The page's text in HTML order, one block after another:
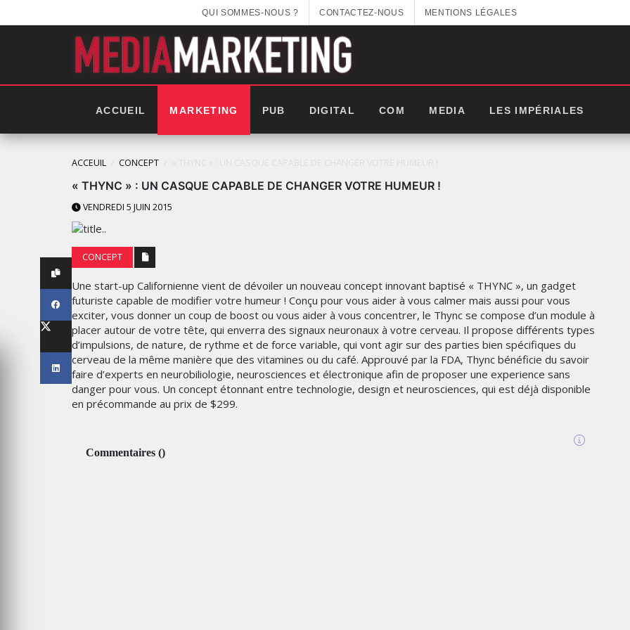
QUI SOMMES-NOUS ? CONTACTEZ-NOUS MENTIONS LÉGALES
ACCUEIL MARKETING PUB DIGITAL COM MEDIA LES IMPÉRIALES
ACCEUIL CONCEPT
« THYNC » : UN CASQUE CAPABLE DE CHANGER VOTRE HUMEUR !
VENDREDI 5 JUIN 2015
CONCEPT
Une start-up Californienne vient de dévoiler un nouveau concept innovant baptisé « THYNC », un gadget
futuriste capable de modifier votre humeur ! Conçu pour vous aider à vous calmer mais aussi pour vous
exciter, vous donner un coup de boost ou vous aider à vous concentrer, le Thync se compose d’un module à
placer autour de votre tête, qui enverra des signaux neuronaux à votre cerveau. Il propose différents types
d’impulsions, de nature, de rythme et de force variable, qui vont agir sur des parties bien spécifiques du
cerveau de la même manière que des vitamines ou du café. Approuvé par la FDA, Thync bénéficie du savoir
faire d’experts en neurobiliologie, neurosciences et électronique afin de proposer une experience sans
danger pour vous. Un concept étonnant entre technologie, design et neurosciences, qui est déjà disponible
en précommande au prix de $299.
Commentaires ()
LES IMPÉRIALES WEEK 2026
SOUS THÈME "DABA OR NEVER"
MARDI 27 JANVIER 2026
LES IMPÉRIALES WEEK 2025:
THE PARADIGM SHIFT –
BUSINESS. PEOPLE. TECH
VENDREDI 10 JANVIER 2025